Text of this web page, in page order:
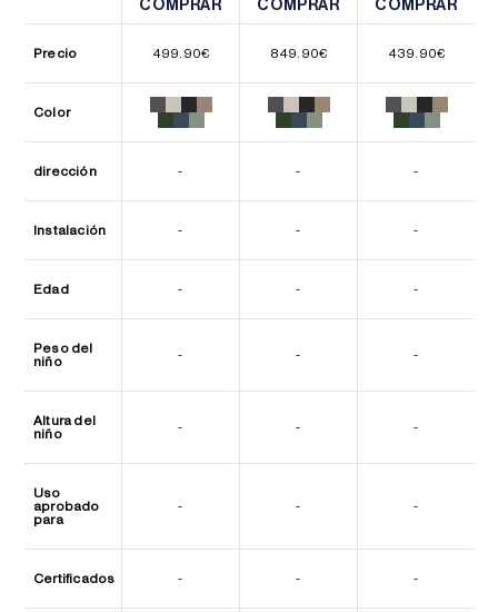
COMPRAR
COMPRAR
COMPRAR
COMPRAR
COMPRAR
COMPRAR
Precio 499.90€ 849.90€ 439.90€
Color
dirección - - -
Instalación - - -
Edad - - -
Peso del
niño
- - -
Altura del
niño
- - -
Uso
aprobado
para
- - -
Certificados - - -